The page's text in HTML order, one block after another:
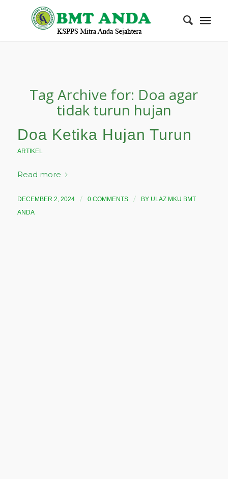
Tag Archive for: Doa agar
tidak turun hujan
Doa Ketika Hujan Turun
ARTIKEL
Read more
DECEMBER 2, 2024 / 0 COMMENTS / BY ULAZ MKU BMT
ANDA